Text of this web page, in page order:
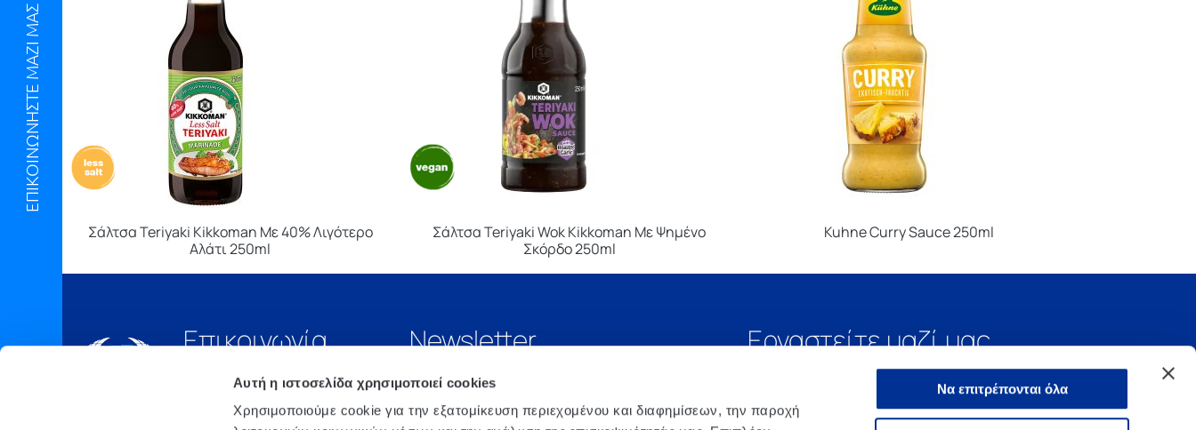
Αυτή η ιστοσελίδα χρησιμοποιεί cookies
Χρησιμοποιούμε cookie για την εξατομίκευση περιεχομένου και διαφημίσεων, την παροχή
Να επιτρέπονται όλα
ΕΠΙΚΟΙΝΩΝΗΣΤΕ ΜΑΖΙ ΜΑΣ
Σάλτσα Teriyaki Kikkoman Με 40% Λιγότερο
Αλάτι 250ml
Σάλτσα Teriyaki Wok Kikkoman Με Ψημένο
Σκόρδο 250ml
Kuhne Curry Sauce 250ml
Επικοινωνία
210 6675000
Αθήνα, 3o xλμ. Λ.
Newsletter Εργαστείτε μαζί μας